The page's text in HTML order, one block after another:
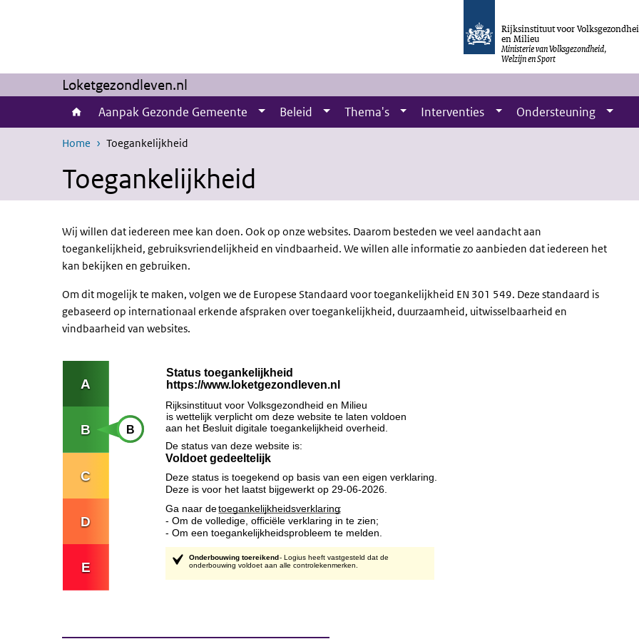
Rijksinstituut voor
en Milieu
Ministerie van Volksgezondheid,
Welzijn en Sport
Loketgezondleven.nl
Aanpak Gezonde Gemeente Beleid Thema's Interventies Ondersteuning
Home Toegankelijkheid
Toegankelijkheid
Wij willen dat iedereen mee kan doen. Ook op onze websites. Daarom besteden we veel aandacht aan
toegankelijkheid, gebruiksvriendelijkheid en vindbaarheid. We willen alle informatie zo aanbieden dat iedereen het
kan bekijken en gebruiken.
Om dit mogelijk te maken, volgen we de Europese Standaard voor toegankelijkheid EN 301 549. Deze standaard is
gebaseerd op internationaal erkende afspraken over toegankelijkheid, duurzaamheid, uitwisselbaarheid en
vindbaarheid van websites.